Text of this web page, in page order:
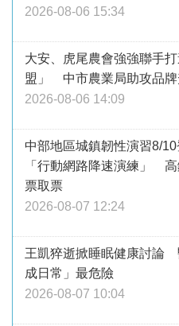
2026-08-06 15:34
大安、虎尾農會強強聯手
盟」 中市農業局助攻品牌
2026-08-06 14:09
中部地區城鎮韌性演習8/
「行動網路降速演練」
票取票
2026-08-07 12:24
王凱猝逝掀睡眠健康討論
成日常」最危險
2026-08-07 10:04